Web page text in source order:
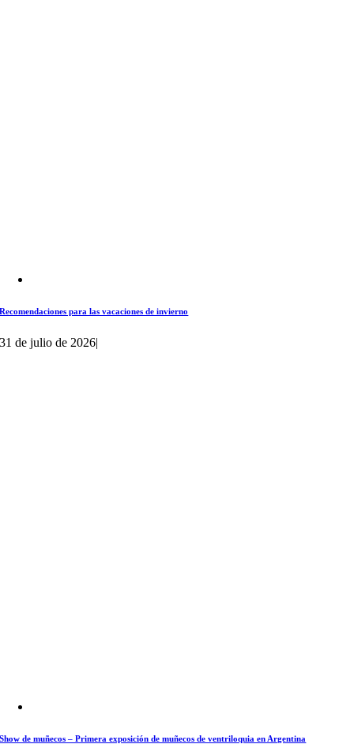
Recomendaciones para las vacaciones de invierno
31 de julio de 2026|
Show de muñecos – Primera exposición de muñecos de ventriloquia en Argentina